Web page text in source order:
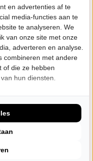
overdondert.
weg, altijd in dienst
bleef niet
van de twee
of the Bands,
muzikale niveau,
terugblik. Het is een
bleef inspireren
gaf. Donna’s
en advertenties af te
media-functies aan te
te analyseren. We
van onze site met onze
adverteren en analyse.
combineren met andere
of die ze hebben
hun diensten.